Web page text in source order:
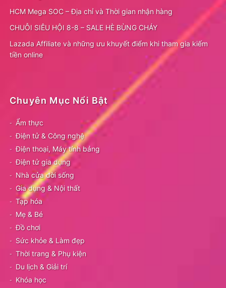
HCM Mega SOC – Địa chỉ và Thời gian nhận hàng
CHUỖI SIÊU HỘI 8-8 – SALE HÈ BÙNG CHÁY
Lazada Affiliate và những ưu khuyết điểm khi tham gia kiếm
tiền online
Chuyên Mục Nổi Bật
Ẩm thực
Điện tử & Công nghệ
Điện thoại, Máy tính bảng
Điện tử gia dụng
Nhà cửa đời sống
Gia dụng & Nội thất
Tạp hóa
Mẹ & Bé
Đồ chơi
Sức khỏe & Làm đẹp
Thời trang & Phụ kiện
Du lịch & Giải trí
Khóa học